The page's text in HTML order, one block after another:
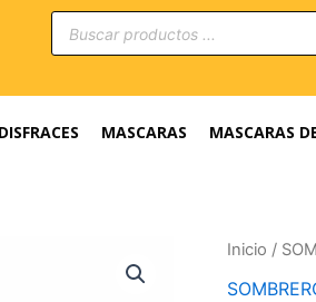
Búsqueda
de
DISFRACES MASCARAS MASCARAS
Inicio /
SOMBRERO
CAPITAN